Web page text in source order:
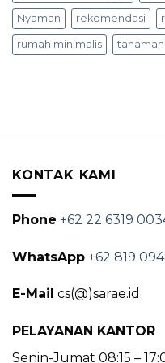
Nyaman rekomendasi
rumah minimalis tanaman
KONTAK KAMI
Phone +62 22 6319
WhatsApp +62 819
E-Mail cs(@)sarae.id
PELAYANAN KANTOR
Senin-Jumat 08:15 –